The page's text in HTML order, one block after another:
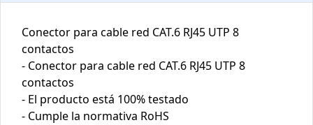
Conector para cable red CAT.6 RJ45 UTP 8
contactos
- Conector para cable red CAT.6 RJ45 UTP 8
contactos
- El producto está 100% testado
- Cumple la normativa RoHS